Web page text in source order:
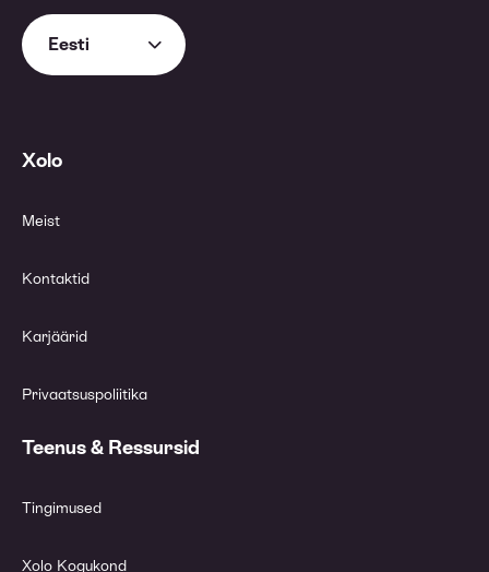
Eesti
Xolo
Meist
Kontaktid
Karjäärid
Privaatsuspoliitika
Teenus & Ressursid
Tingimused
Xolo Kogukond